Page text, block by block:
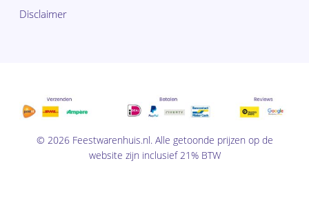
Subtotaal: € 0,00
Bekijk
winkelwagen Afrekenen
Disclaimer
© 2026 Feestwarenhuis.nl. Alle getoonde prijzen op de
website zijn inclusief 21% BTW